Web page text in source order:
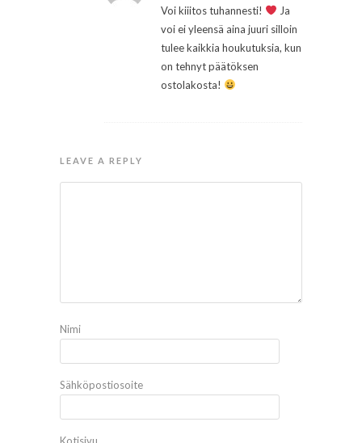
Voi kiiitos tuhannesti!
Ja
voi ei yleensä aina juuri silloin
tulee kaikkia houkutuksia, kun
on tehnyt päätöksen
ostolakosta!
LEAVE A REPLY
Nimi
Sähköpostiosoite
Kotisivu